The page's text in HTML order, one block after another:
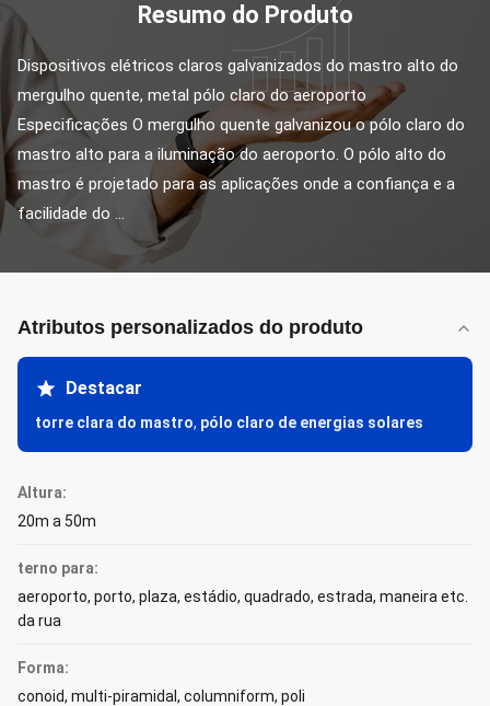
Resumo do Produto
Dispositivos elétricos claros galvanizados do mastro alto do
mergulho quente, metal pólo claro do aeroporto
Especificações O mergulho quente galvanizou o pólo claro do
mastro alto para a iluminação do aeroporto. O pólo alto do
mastro é projetado para as aplicações onde a confiança e a
facilidade do ...
Atributos personalizados do produto
Destacar
torre clara do mastro, pólo claro de energias solares
Altura:
20m a 50m
terno para:
aeroporto, porto, plaza, estádio, quadrado, estrada, maneira etc.
da rua
Forma:
conoid, multi-piramidal, columniform, poli